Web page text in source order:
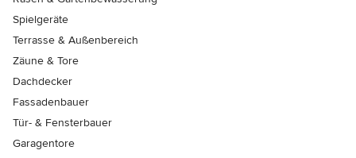
Spielgeräte
Terrasse & Außenbereich
Zäune & Tore
Dachdecker
Fassadenbauer
Tür- & Fensterbauer
Garagentore